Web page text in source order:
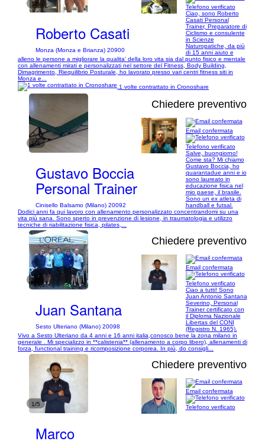
1/5
Roberto Casati
Monza (Monza e Brianza) 20900
Telefono verificato
Ciao, sono Roberto
Casati Personal
Trainer, Preparatore di
Ciclismo e consulente
in Scienze
Naturopatiche, da più
di 15 anni aiuto e
alleno le persone a migliorare la qualita' della loro vita sia dal punto fisico e mentale
con allenamenti mirati e personalizzati nel settore del Fitness, Body Building,
Dimagrimento, Riequilibrio Posturale, ho lavorato presso vari centri fitness siti in
Monza e...
1 volte contrattato in Cronoshare
1/4
Chiedere preventivo
Gustavo Boccia
Personal Trainer
Cinisello Balsamo (Milano) 20092
Email confermata
Telefono verificato
Salve, buongiorno!
Come sta? Mi chiamo
Gustavo Boccia, ho
quarantadue anni e io
sono laureato in
educazione fisica nel
mio paese, il brasile.
Sono un ex atleta di
handball e futsal.
Dodici anni fa qui lavoro con allenamento personalizzato concentrandomi su una
vita più sana. Sono sperto in prevenzione di lesione, in traumatologia e utilizzo
tecniche di riabilitazione fisica, pilates,...
1/2
Chiedere preventivo
Juan Santana
Sesto Ulteriano (Milano) 20098
Email confermata
Telefono verificato
Ciao a tutti! Sono
Juan Antonio Santana
Severino, Personal
Trainer certificato con
il Diploma Nazionale
Libertas del CONI
(Registro N. 1965).
Vivo a Sesto Ulteriano da 4 anni e 16 anni italia,conosco bene la zona milano in
generale . Mi specializzo in **calistenia** (allenamento a corpo libero), allenamenti di
forza, functional training e ricomposizione corporea. In più, do consigli...
1/5
Chiedere preventivo
Marco
Email confermata
Telefono verificato